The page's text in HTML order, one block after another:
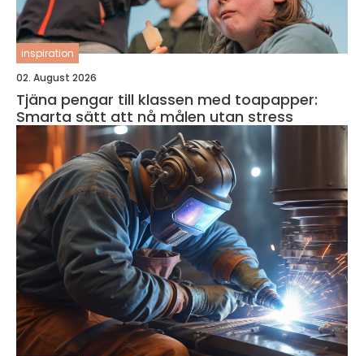
inspiration
02. August 2026
Tjäna pengar till klassen med toapapper:
Smarta sätt att nå målen utan stress